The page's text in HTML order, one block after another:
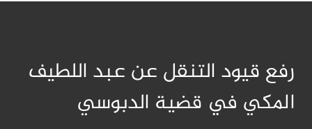
رفع قيود التنقل عن عبد اللطيف
المكي في قضية الدبوسي